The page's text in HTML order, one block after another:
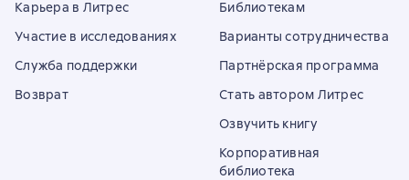
Карьера в Литрес
Участие в исследованиях
Служба поддержки
Возврат
Библиотекам
Варианты сотрудничества
Партнёрская программа
Стать автором Литрес
Озвучить книгу
Корпоративная
библиотека